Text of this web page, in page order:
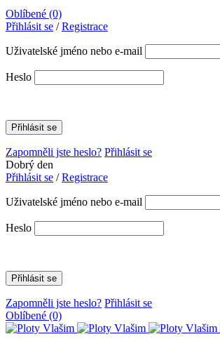
Oblíbené (0)
Přihlásit se /Registrace
Uživatelské jméno nebo e-mail
Heslo
Zapomněli jste heslo? Přihlásit se
Dobrý den
Přihlásit se /Registrace
Uživatelské jméno nebo e-mail
Heslo
Zapomněli jste heslo? Přihlásit se
Oblíbené (0)